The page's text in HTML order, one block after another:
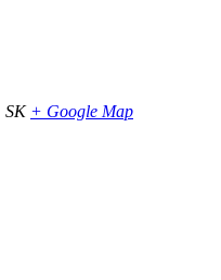
SK + Google Map